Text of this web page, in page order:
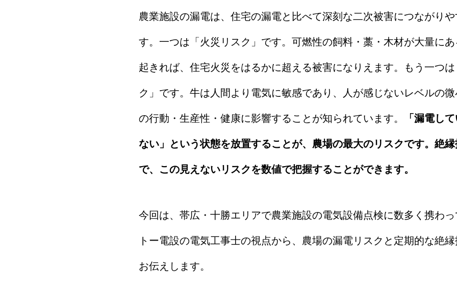
農業施設の漏電は、住宅の漏電と比べて深刻な二次被害につながり
す。一つは「火災リスク」です。可燃性の飼料・藁・木材が大量に
起きれば、住宅火災をはるかに超える被害になりえます。もう一つ
ク」です。牛は人間より電気に敏感であり、人が感じないレベルの
の行動・生産性・健康に影響することが知られています。 「漏電し
ない」という状態を放置することが、農場の最大のリスクです。絶
で、この見えないリスクを数値で把握することができます。
今回は、帯広・十勝エリアで農業施設の電気設備点検に数多く携わ
トー電設の電気工事士の視点から、農場の漏電リスクと定期的な絶
お伝えします。